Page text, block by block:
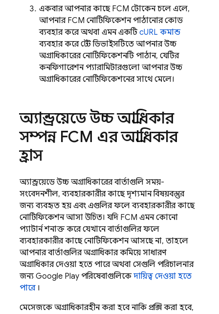
একবার আপনার কাছে FCM টোকেন চলে এলে,
আপনার FCM নোটিফিকেশন পাঠানোর কোড
ব্যবহার করে অথবা এমন একটিcURL কমান্ড
ব্যবহার করে টেস্ট ডিভাইসটিতে আপনার উচ্চ
অগ্রাধিকারের নোটিফিকেশনটি পাঠান, যেটির
কনফিগারেশন প্যারামিটারগুলো আপনার উচ্চ
অগ্রাধিকারের নোটিফিকেশনের সাথে মেলে।
অ্যান্ড্রয়েডে উচ্চ অগ্রাধিকার
সম্পন্ন FCM এর অগ্রাধিকার
হ্রাস
অ্যান্ড্রয়েডে উচ্চ অগ্রাধিকারের বার্তাগুলি সময়-
সংবেদনশীল, ব্যবহারকারীর কাছে দৃশ্যমান বিষয়বস্তুর
জন্য ব্যবহৃত হয় এবং এগুলির ফলে ব্যবহারকারীর কাছে
নোটিফিকেশন আসা উচিত। যদি FCM এমন কোনো
প্যাটার্ন শনাক্ত করে যেখানে বার্তাগুলির ফলে
ব্যবহারকারীর কাছে নোটিফিকেশন আসছে না, তাহলে
আপনার বার্তাগুলির অগ্রাধিকার কমিয়ে সাধারণ
অগ্রাধিকার দেওয়া হতে পারে অথবা সেগুলি পরিচালনার
জন্য Google Play পরিষেবাগুলিকেদায়িত্ব দেওয়া হতে
পারে।
মেসেজকে অগ্রাধিকারহীন করা হবে নাকি প্রক্সি করা হবে,